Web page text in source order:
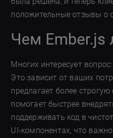
положительные отзывы о
Чем Ember.js
Многих интересует вопрос:
Это зависит от ваших
предлагает более строгую
помогает быстрее
поддерживать код в
UI-компонентах, что